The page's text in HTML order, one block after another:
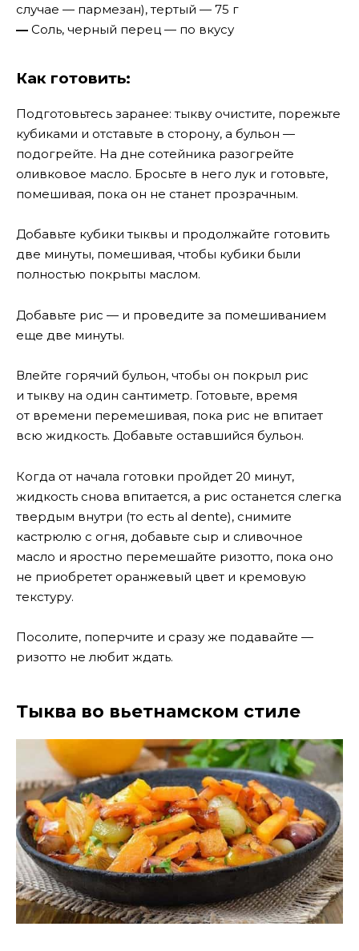
случае — пармезан), тертый — 75 г
— Соль, черный перец — по вкусу
Как готовить:
Подготовьтесь заранее: тыкву очистите, порежьте
кубиками и отставьте в сторону, а бульон —
подогрейте. На дне сотейника разогрейте
оливковое масло. Бросьте в него лук и готовьте,
помешивая, пока он не станет прозрачным.
Добавьте кубики тыквы и продолжайте готовить
две минуты, помешивая, чтобы кубики были
полностью покрыты маслом.
Добавьте рис — и проведите за помешиванием
еще две минуты.
Влейте горячий бульон, чтобы он покрыл рис
и тыкву на один сантиметр. Готовьте, время
от времени перемешивая, пока рис не впитает
всю жидкость. Добавьте оставшийся бульон.
Когда от начала готовки пройдет 20 минут,
жидкость снова впитается, а рис останется слегка
твердым внутри (то есть al dente), снимите
кастрюлю с огня, добавьте сыр и сливочное
масло и яростно перемешайте ризотто, пока оно
не приобретет оранжевый цвет и кремовую
текстуру.
Посолите, поперчите и сразу же подавайте —
ризотто не любит ждать.
Тыква во вьетнамском стиле